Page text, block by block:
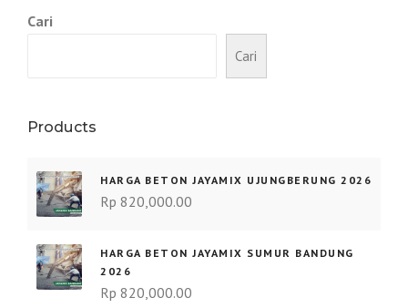
Cari
Cari
Products
HARGA BETON JAYAMIX UJUNGBERUNG 2026
Rp 820,000.00
HARGA BETON JAYAMIX SUMUR BANDUNG
2026
Rp 820,000.00